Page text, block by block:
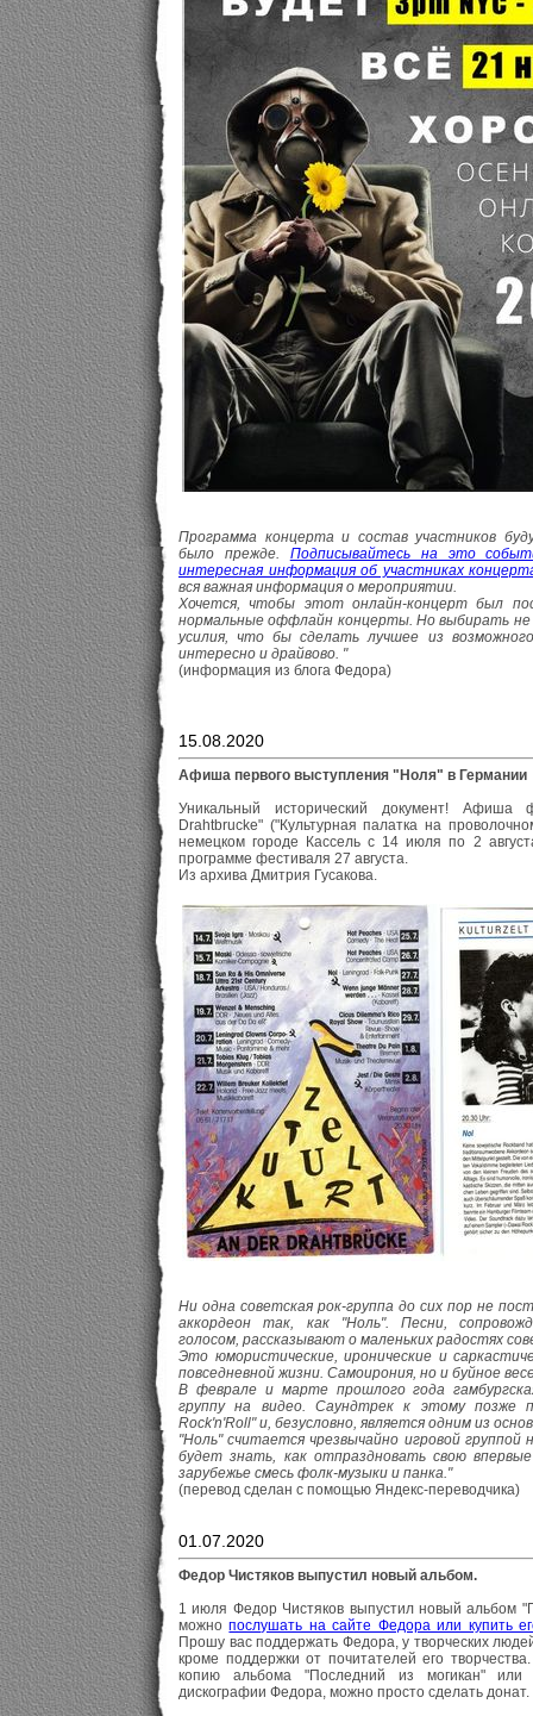
Программа концерта и состав участников
было прежде. Подписывайтесь на это
интересная информация об участниках
вся важная информация о мероприятии.
Хочется, чтобы этот онлайн-концерт был
нормальные оффлайн концерты. Но выбирать
усилия, что бы сделать лучшее из
интересно и драйвово. "
(информация из блога Федора)
15.08.2020
Афиша первого выступления "Ноля" в Германии
Уникальный исторический документ! Афиша
Drahtbrucke" ("Культурная палатка на
немецком городе Кассель с 14 июля по 2
программе фестиваля 27 августа.
Из архива Дмитрия Гусакова.
Ни одна советская рок-группа до сих пор не
аккордеон так, как "Ноль". Песни,
голосом, рассказывают о маленьких радостях
Это юмористические, иронические и
повседневной жизни. Самоирония, но и буйное
В феврале и марте прошлого года
группу на видео. Саундтрек к этому позже
Rock'n'Roll" и, безусловно, является одним из
"Ноль" считается чрезвычайно игровой группой
будет знать, как отпраздновать свою
зарубежье смесь фолк-музыки и панка."
(перевод сделан с помощью Яндекс-переводчика)
01.07.2020
Федор Чистяков выпустил новый альбом.
1 июля Федор Чистяков выпустил новый альбом
можнопослушать на сайте Федора или купить
Прошу вас поддержать Федора, у творческих
кроме поддержки от почитателей его
копию альбома "Последний из могикан" или
дискографии Федора, можно просто сделать донат.